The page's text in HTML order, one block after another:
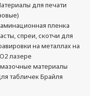
для печати
пленка
спреи, скотчи для
на металлах на
лазере
материалы
табличек Брайля